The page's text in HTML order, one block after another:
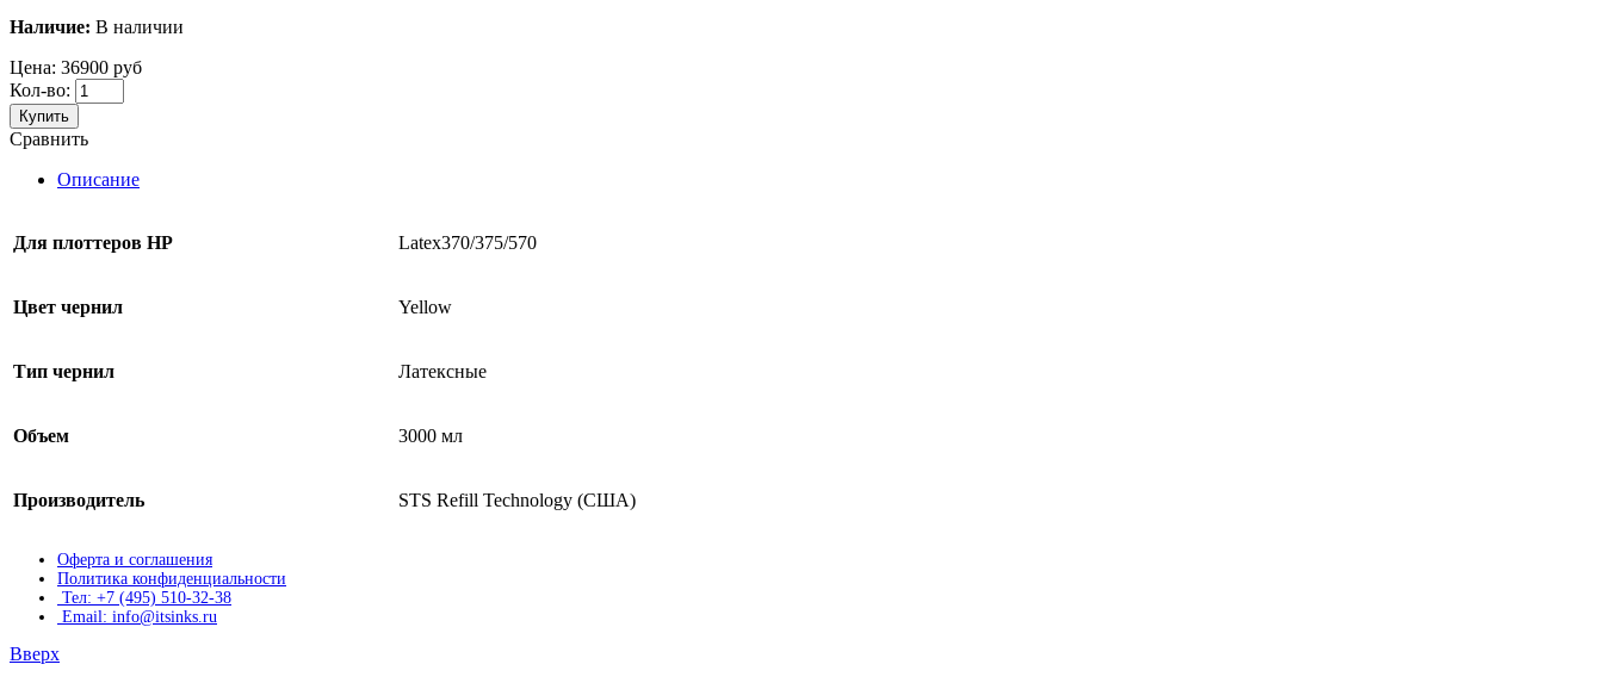
Наличие: В наличии
Цена: 36900 руб
Кол-во:
Купить
Сравнить
Описание
Для плоттеров HP Latex370/375/570
Цвет чернил Yellow
Тип чернил Латексные
Объем 3000 мл
Производитель STS Refill Technology (США)
Оферта и соглашения
Политика конфиденциальности
Тел: +7 (495) 510-32-38
Email: info@itsinks.ru
Вверх